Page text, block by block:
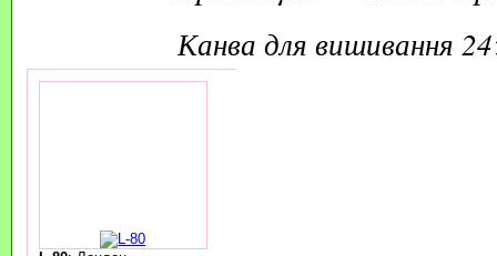
канва для вишивання